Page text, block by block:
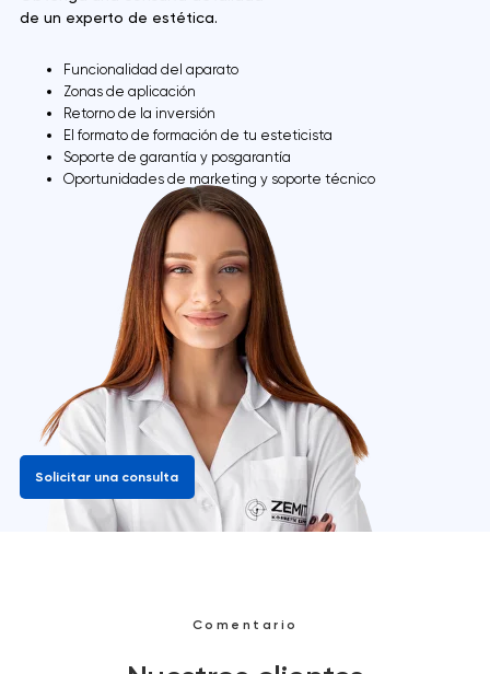
Solicitar una consulta
de un experto de estética.
Funcionalidad del aparato
Zonas de aplicación
Retorno de la inversión
El formato de formación de tu esteticista
Soporte de garantía y posgarantía
Oportunidades de marketing y soporte técnico
Comentario